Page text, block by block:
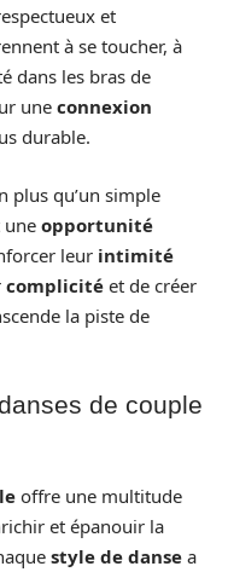
et
à se toucher, à
dans les bras de
une connexion
durable.
plus qu’un simple
une opportunité
leur intimité
complicité et de créer
la piste de
de couple
offre une multitude
et épanouir la
style de danse a